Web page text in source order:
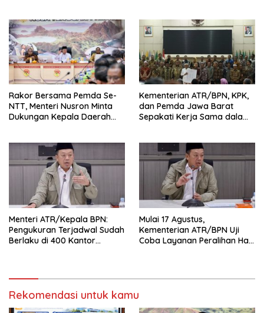
Rakor Bersama Pemda Se-
NTT, Menteri Nusron Minta
Dukungan Kepala Daerah
Kementerian ATR/BPN, KPK,
dan Pemda Jawa Barat
Sepakati Kerja Sama dalam
Daerah
Menteri ATR/Kepala BPN:
Pengukuran Terjadwal Sudah
Berlaku di 400 Kantor
Mulai 17 Agustus,
Kementerian ATR/BPN Uji
Coba Layanan Peralihan Hak
Rekomendasi untuk kamu